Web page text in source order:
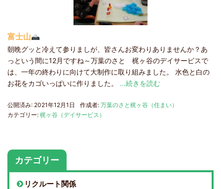
富士山
朝晩グッと冷えて参りましが、皆さんお変わりありませんか？あ
っという間に12月ですね～万葉のさと 梶ヶ谷のデイサービスで
は、一年の終わりに向けて大制作に取り組みました。 水色と白の
お花をカゴいっぱいに作りました。 …続きを読む
公開済み: 2021年12月1日 作成者: 万葉のさと梶ヶ谷（住まい）
カテゴリー: 梶ヶ谷（デイサービス）
カテゴリー
リクルート関係